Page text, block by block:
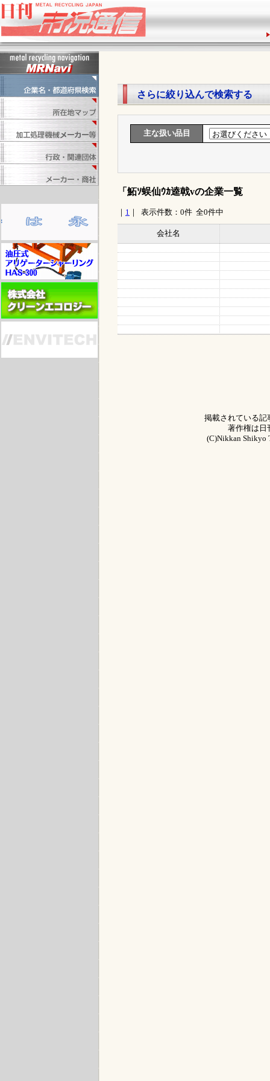
1
さらに絞り込んで検索する
主な扱い品目
「鮖ｿ蜈仙ｳｶ逵戟vの企業一覧
1 ｜ 表示件数：0件 全0件中
会社名
掲載されている記
著作権は日
(C)Nikkan Shikyo